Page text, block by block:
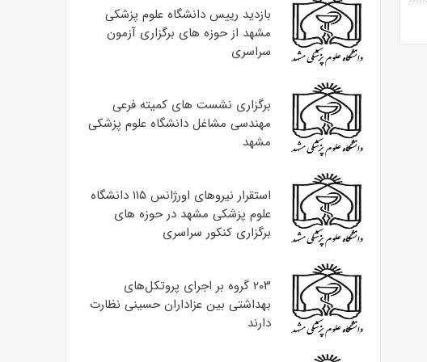
بازدید رییس دانشگاه علوم پزشکی
مشهد از حوزه های برگزاری آزمون
سراسری
برگزاری نشست های کمیته فرعی
مهندسی مشاغل دانشگاه علوم پزشکی
مشهد
استقرار نیروهای اورژانس ۱۱۵ دانشگاه
علوم پزشکی مشهد در حوزه های
برگزاری کنکور سراسری
۲۰۳ گروه بر اجرای پروتکل‌های
بهداشتی بین عزاداران حسینی نظارت
دارند